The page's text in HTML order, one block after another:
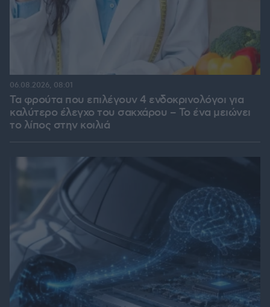
Τα φρούτα που επιλέγουν 4 ενδοκρινολόγοι για
καλύτερο έλεγχο του σακχάρου – Το ένα μειώνει
το λίπος στην κοιλιά
06.08.2026, 08:01